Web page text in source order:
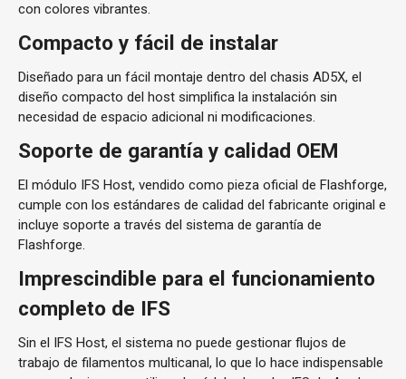
con colores vibrantes.
Compacto y fácil de instalar
Diseñado para un fácil montaje dentro del chasis AD5X, el
diseño compacto del host simplifica la instalación sin
necesidad de espacio adicional ni modificaciones.
Soporte de garantía y calidad OEM
El módulo IFS Host, vendido como pieza oficial de Flashforge,
cumple con los estándares de calidad del fabricante original e
incluye soporte a través del sistema de garantía de
Flashforge.
Imprescindible para el funcionamiento
completo de IFS
Sin el IFS Host, el sistema no puede gestionar flujos de
trabajo de filamentos multicanal, lo que lo hace indispensable